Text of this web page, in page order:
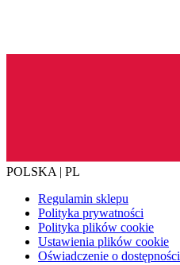
POLSKA | PL
Regulamin sklepu
Polityka prywatności
Polityka plików cookie
Ustawienia plików cookie
Oświadczenie o dostępności